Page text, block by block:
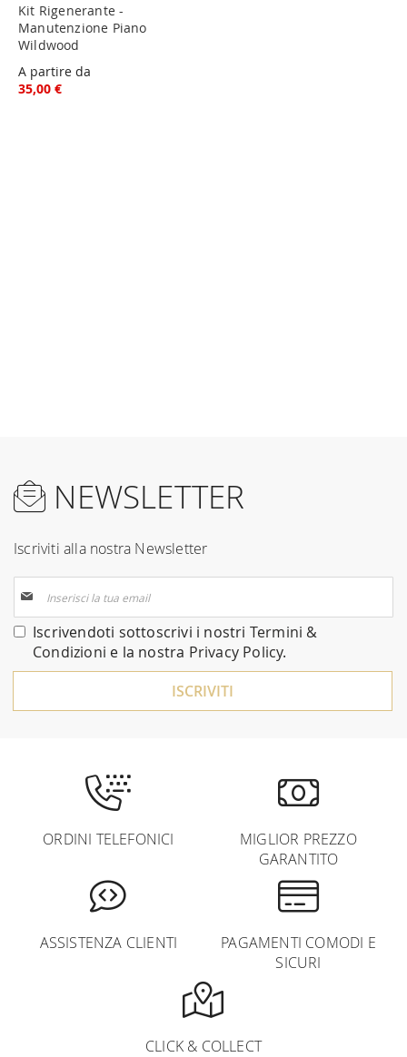
Kit Rigenerante -
Manutenzione Piano
Wildwood
A partire da
35,00 €
NEWSLETTER
Iscriviti alla nostra Newsletter
alla
nostra
Newsletter:
Iscrivendoti sottoscrivi i nostri Termini &
Condizioni e la nostra Privacy Policy.
ISCRIVITI
ORDINI TELEFONICI
MIGLIOR PREZZO
GARANTITO
ASSISTENZA CLIENTI
PAGAMENTI COMODI E
SICURI
CLICK & COLLECT